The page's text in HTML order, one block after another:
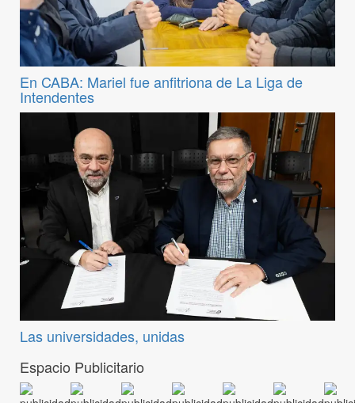
En CABA: Mariel fue anfitriona de La Liga de
Intendentes
Las universidades, unidas
Espacio Publicitario